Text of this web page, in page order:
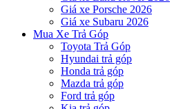
Giá xe Porsche 2026
Giá xe Subaru 2026
Mua Xe Trả Góp
Toyota Trả Góp
Hyundai trả góp
Honda trả góp
Mazda trả góp
Ford trả góp